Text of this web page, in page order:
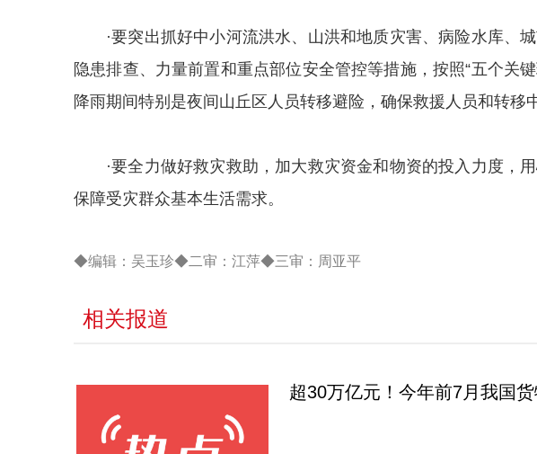
·要突出抓好中小河流洪水、山洪和地质灾害、病险水库、
隐患排查、力量前置和重点部位安全管控等措施，按照“五个关
降雨期间特别是夜间山丘区人员转移避险，确保救援人员和转移
·要全力做好救灾救助，加大救灾资金和物资的投入力度，
保障受灾群众基本生活需求。
◆编辑：吴玉珍◆二审：江萍◆三审：周亚平
相关报道
超30万亿元！今年前7月我国